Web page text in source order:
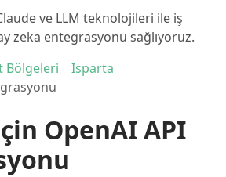
ve LLM teknolojileri ile iş
zeka entegrasyonu sağlıyoruz.
Bölgeleri
Isparta
OpenAI API